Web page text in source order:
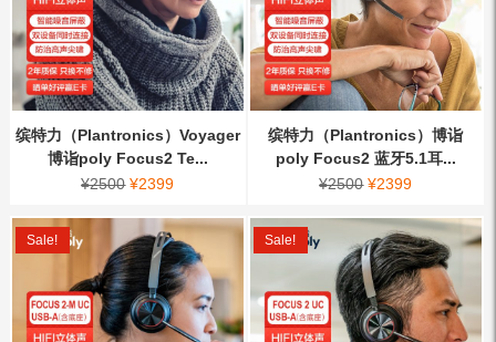
缤特力（Plantronics）Voyager
博诣poly Focus2 Te...
¥2500 ¥2399
缤特力（Plantronics）博诣
poly Focus2 蓝牙5.1耳...
¥2500 ¥2399
Sale! Sale!